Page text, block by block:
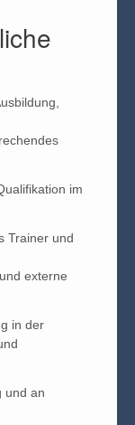
im
Trainer und
externe
in der
und an